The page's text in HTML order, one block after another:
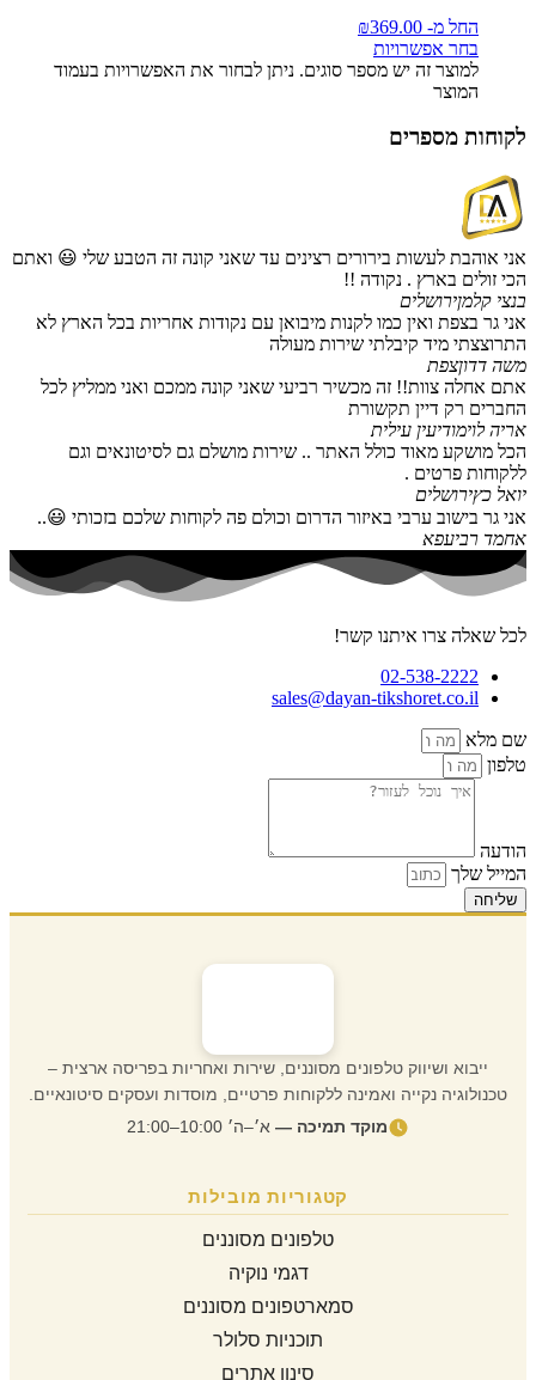
החל מ- ₪369.00
בחר אפשרויות
למוצר זה יש מספר סוגים. ניתן לבחור את האפשרויות בעמוד
המוצר
לקוחות מספרים
אני אוהבת לעשות בירורים רצינים עד שאני קונה זה הטבע שלי 😃 ואתם
הכי זולים בארץ . נקודה !!
בנצי קלמןירושלים
אני גר בצפת ואין כמו לקנות מיבואן עם נקודות אחריות בכל הארץ לא
התרוצצתי מיד קיבלתי שירות מעולה
משה דדוןצפת
אתם אחלה צוות!! זה מכשיר רביעי שאני קונה ממכם ואני ממליץ לכל
החברים רק דיין תקשורת
אריה לוימודיעין עילית
הכל מושקע מאוד כולל האתר .. שירות מושלם גם לסיטונאים וגם
ללקוחות פרטים .
יואל כץירושלים
אני גר בישוב ערבי באיזור הדרום וכולם פה לקוחות שלכם בזכותי 😃..
אחמד רביעפא
לכל שאלה צרו איתנו קשר!
02-538-2222
sales@dayan-tikshoret.co.il
שם מלא
טלפון
הודעה
המייל שלך
שליחה
ייבוא ושיווק טלפונים מסוננים, שירות ואחריות בפריסה ארצית –
טכנולוגיה נקייה ואמינה ללקוחות פרטיים, מוסדות ועסקים סיטונאיים.
מוקד תמיכה — א׳–ה׳ 10:00–21:00
קטגוריות מובילות
טלפונים מסוננים
דגמי נוקיה
סמארטפונים מסוננים
תוכניות סלולר
סינון אתרים